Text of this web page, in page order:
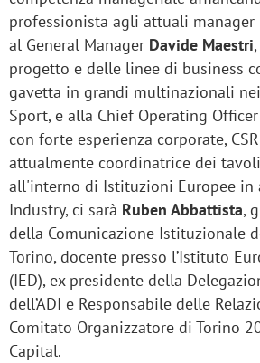
professionista agli attuali manager
al General Manager Davide Maestri
progetto e delle linee di business
gavetta in grandi multinazionali
Sport, e alla Chief Operating Officer
con forte esperienza corporate, CSR
attualmente coordinatrice dei
all'interno di Istituzioni Europee in
Industry, ci sarà Ruben Abbattista,
della Comunicazione Istituzionale
Torino, docente presso l’Istituto
(IED), ex presidente della
dell’ADI e Responsabile delle
Comitato Organizzatore di Torino
Capital.